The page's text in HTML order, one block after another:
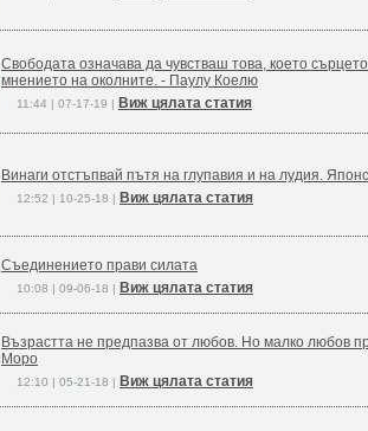
Свободата означава да чувстваш това, което
мнението на околните. - Паулу Коелю
11:44 | 07-17-19 | Виж цялата статия
Винаги отстъпвай пътя на глупавия и на лудия.
12:52 | 10-25-18 | Виж цялата статия
Съединението прави силата
10:08 | 09-06-18 | Виж цялата статия
Възрастта не предпазва от любов. Но малко любов
Моро
12:10 | 05-21-18 | Виж цялата статия